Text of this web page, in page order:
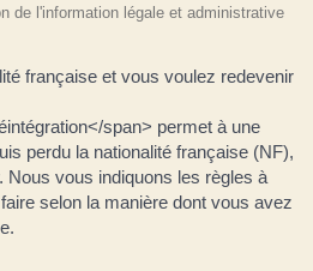
de l'information légale et administrative
française et vous voulez redevenir
span> permet à une
perdu la nationalité française (NF),
Nous vous indiquons les règles à
selon la manière dont vous avez